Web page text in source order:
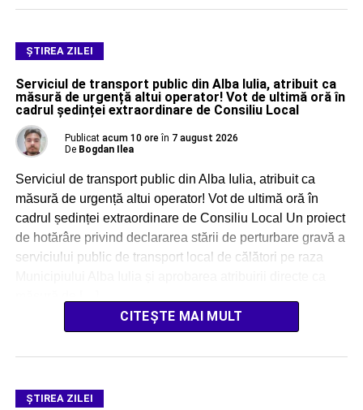
ŞTIREA ZILEI
Serviciul de transport public din Alba Iulia, atribuit ca
măsură de urgență altui operator! Vot de ultimă oră în
cadrul ședinței extraordinare de Consiliu Local
Publicat acum 10 ore în 7 august 2026
De Bogdan Ilea
Serviciul de transport public din Alba Iulia, atribuit ca
măsură de urgență altui operator! Vot de ultimă oră în
cadrul ședinței extraordinare de Consiliu Local Un proiect
de hotărâre privind declararea stării de perturbare gravă a
serviciului public de transport local de călători pe raza
CITEȘTE MAI MULT
ŞTIREA ZILEI